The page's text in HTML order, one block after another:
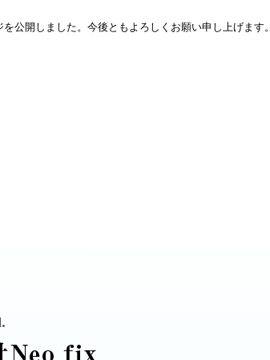
公開しました。今後ともよろしくお願い申し上げます。